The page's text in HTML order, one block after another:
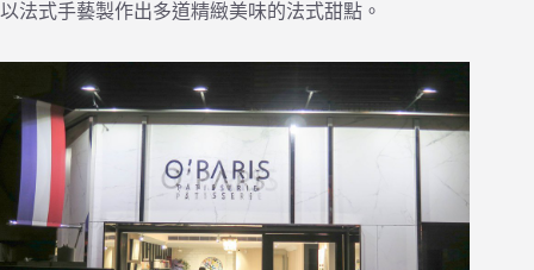
以法式手藝製作出多道精緻美味的法式甜點。